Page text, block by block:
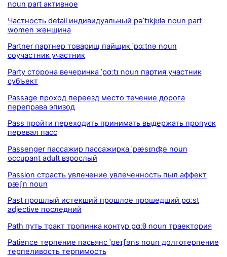
noun part активное
Частность detail индивидуальный pəˈtɪkjʊlə noun part
women женщина
Partner партнер товарищ пайщик ˈpɑːtnə noun
соучастник участник
Party сторона вечеринка ˈpɑːtɪ noun партия участник
субъект
Passage проход переезд место течение дорога
переправа эпизод
Pass пройти переходить принимать выдержать пропуск
перевал пасс
Passenger пассажир пассажирка ˈpæsɪnʤə noun
occupant adult взрослый
Passion страсть увлечение увлеченность пыл аффект
pæʃn noun
Past прошлый истекший прошлое прошедший pɑːst
adjective последний
Path путь тракт тропинка контур pɑːθ noun траектория
Patience терпение пасьянс ˈpeɪʃəns noun долготерпение
терпеливость терпимость